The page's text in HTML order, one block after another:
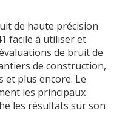
de haute précision
facile à utiliser et
de bruit de
de construction,
et plus encore. Le
les principaux
les résultats sur son